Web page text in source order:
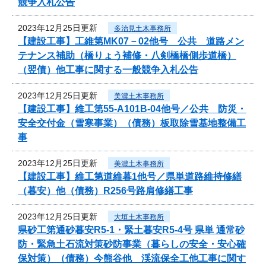
2023年12月25日更新 多治見土木事務所
【建設工事】工維第MK07－02他号 公共 道路メン
テナンス補助（橋りょう補修・八剣橋橋側歩道橋）
（翌債）他工事に関する一般競争入札公告
2023年12月25日更新 美濃土木事務所
【建設工事】維工第55-A101B-04他号／公共 防災・
安全交付金（雪寒事業）（債務）板取除雪基地整備工
事
2023年12月25日更新 美濃土木事務所
【建設工事】維工第道維暮1他号／県単道路維持修繕
（暮安）他（債務）R256号路肩修繕工事
2023年12月25日更新 大垣土木事務所
県砂工第通砂暮安R5-1・緊土暮安R5-4号 県単 通常砂
防・緊急土石流対策砂防事業（暮らしの安全・安心確
保対策）（債務）今熊谷他 渓流保全工他工事に関す